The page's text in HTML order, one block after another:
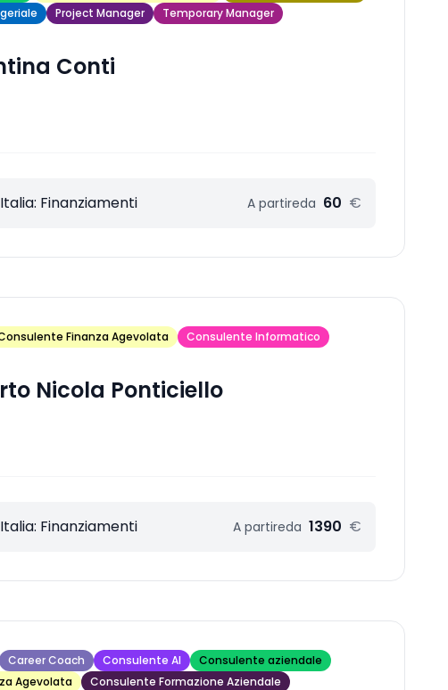
Project Manager Temporary Manager
Conti
Finanziamenti A partireda 60 €
Finanza Agevolata Consulente Informatico
Nicola Ponticiello
Finanziamenti A partireda 1390 €
Career Coach Consulente AI
Consulente aziendale
Agevolata
Consulente Formazione Aziendale